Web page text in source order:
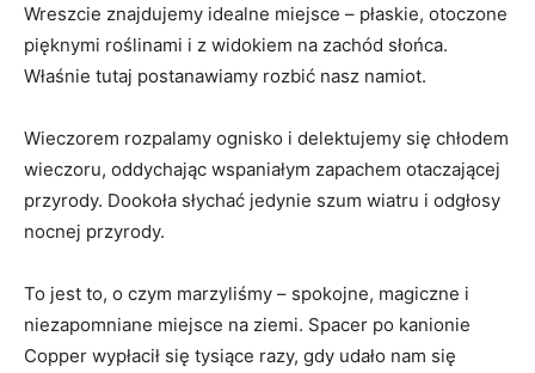
Wreszcie znajdujemy idealne miejsce – płaskie, otoczone
pięknymi roślinami i z widokiem na zachód słońca.
Właśnie tutaj postanawiamy rozbić nasz namiot.
Wieczorem rozpalamy ognisko i delektujemy się chłodem
wieczoru, oddychając wspaniałym zapachem otaczającej
przyrody. Dookoła słychać jedynie szum wiatru i odgłosy
nocnej przyrody.
To jest to, o czym marzyliśmy – spokojne, magiczne i
niezapomniane miejsce na ziemi. Spacer po kanionie
Copper wypłacił się tysiące razy, gdy udało nam się